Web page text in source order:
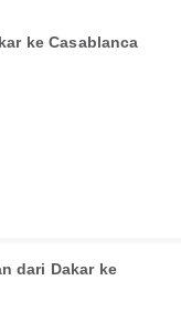
ke Casablanca
dari Dakar ke